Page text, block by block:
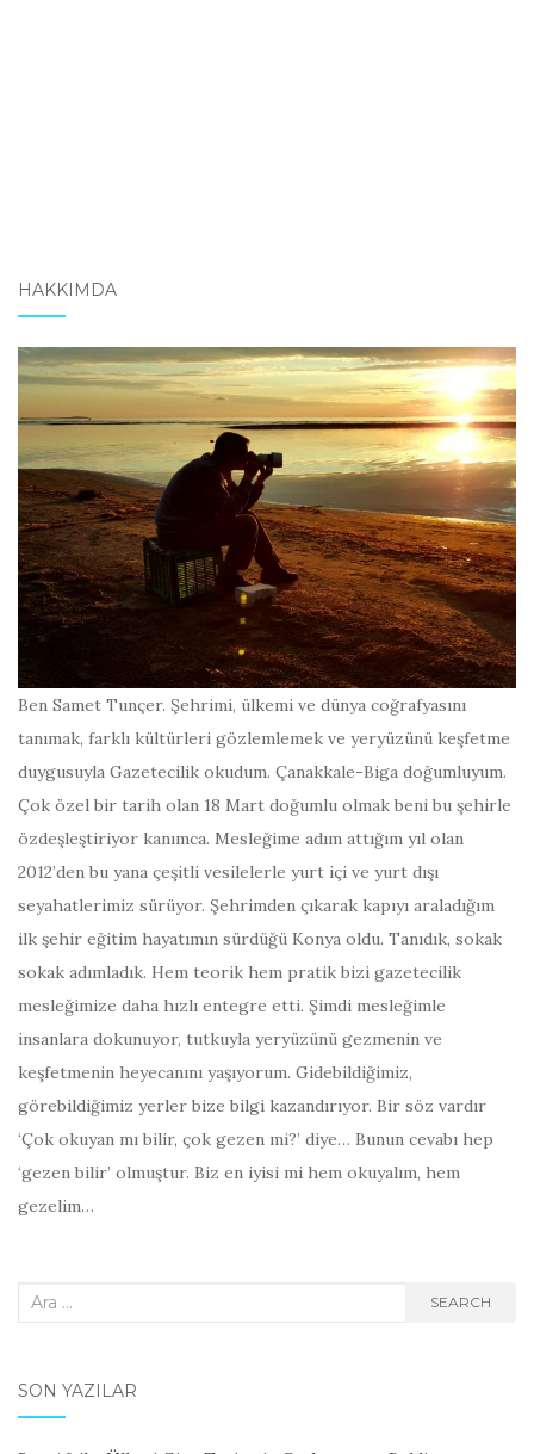
HAKKIMDA
Ben Samet Tunçer. Şehrimi, ülkemi ve dünya coğrafyasını
tanımak, farklı kültürleri gözlemlemek ve yeryüzünü keşfetme
duygusuyla Gazetecilik okudum. Çanakkale-Biga doğumluyum.
Çok özel bir tarih olan 18 Mart doğumlu olmak beni bu şehirle
özdeşleştiriyor kanımca. Mesleğime adım attığım yıl olan
2012’den bu yana çeşitli vesilelerle yurt içi ve yurt dışı
seyahatlerimiz sürüyor. Şehrimden çıkarak kapıyı araladığım
ilk şehir eğitim hayatımın sürdüğü Konya oldu. Tanıdık, sokak
sokak adımladık. Hem teorik hem pratik bizi gazetecilik
mesleğimize daha hızlı entegre etti. Şimdi mesleğimle
insanlara dokunuyor, tutkuyla yeryüzünü gezmenin ve
keşfetmenin heyecanını yaşıyorum. Gidebildiğimiz,
görebildiğimiz yerler bize bilgi kazandırıyor. Bir söz vardır
‘Çok okuyan mı bilir, çok gezen mi?’ diye… Bunun cevabı hep
‘gezen bilir’ olmuştur. Biz en iyisi mi hem okuyalım, hem
gezelim…
Search
SEARCH
SON YAZILAR